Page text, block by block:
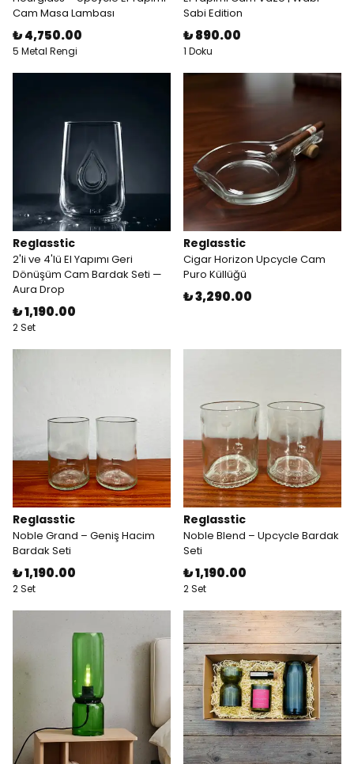
Cam Masa Lambası
₺ 4,750.00
5 Metal Rengi
Sabi Edition
₺ 890.00
1 Doku
Reglasstic
2'li ve 4'lü El Yapımı Geri
Dönüşüm Cam Bardak Seti —
Aura Drop
₺ 1,190.00
2 Set
Reglasstic
Cigar Horizon Upcycle Cam
Puro Küllüğü
₺ 3,290.00
Reglasstic
Noble Grand – Geniş Hacim
Bardak Seti
₺ 1,190.00
2 Set
Reglasstic
Noble Blend – Upcycle Bardak
Seti
₺ 1,190.00
2 Set